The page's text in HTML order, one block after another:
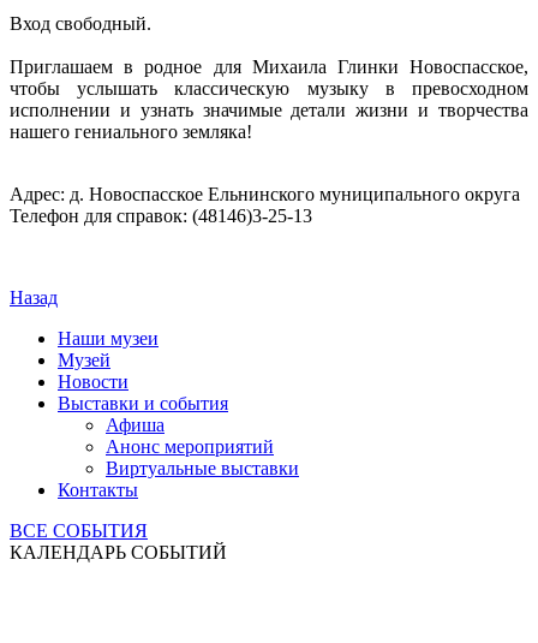
Вход свободный.
Приглашаем в родное для Михаила Глинки Новоспасское,
чтобы услышать классическую музыку в превосходном
исполнении и узнать значимые детали жизни и творчества
нашего гениального земляка!
Адрес: д. Новоспасское Ельнинского муниципального округа
Телефон для справок: (48146)3-25-13
Назад
Наши музеи
Музей
Новости
Выставки и события
Афиша
Анонс мероприятий
Виртуальные выставки
Контакты
ВСЕ СОБЫТИЯ
КАЛЕНДАРЬ СОБЫТИЙ